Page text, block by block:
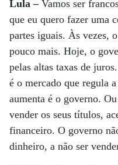
Lula –Vamos ser
que eu quero fazer uma
partes iguais. Às vezes,
pouco mais. Hoje, o
pelas altas taxas de
é o mercado que regula
aumenta é o governo.
vender os seus títulos,
financeiro. O governo
dinheiro, a não ser